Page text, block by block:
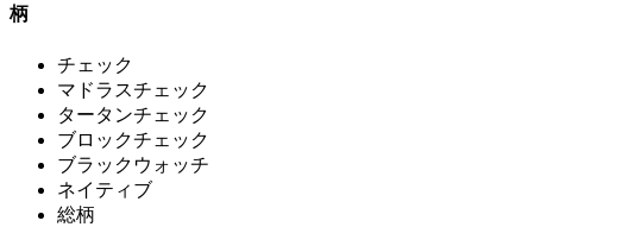
柄
チェック
マドラスチェック
タータンチェック
ブロックチェック
ブラックウォッチ
ネイティブ
総柄